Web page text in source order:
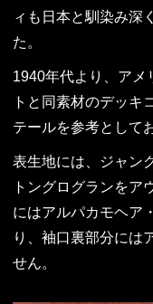
ィも日本と馴染み深
た。
1940年代より、アメ
トと同素材のデッキ
テールを参考として
表生地には、ジャン
トングログランをア
にはアルパカモヘア
り、袖口裏部分には
せん。